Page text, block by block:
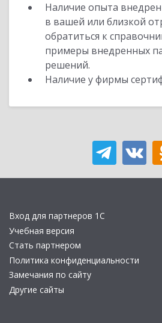
Наличие опыта
в вашей или близкой
обратиться к
примеры внедренных
решений.
Наличие у фирмы
Вход для партнеров 1С
Учебная версия
Стать партнером
Политика конфиденциальности
Замечания по сайту
Другие сайты